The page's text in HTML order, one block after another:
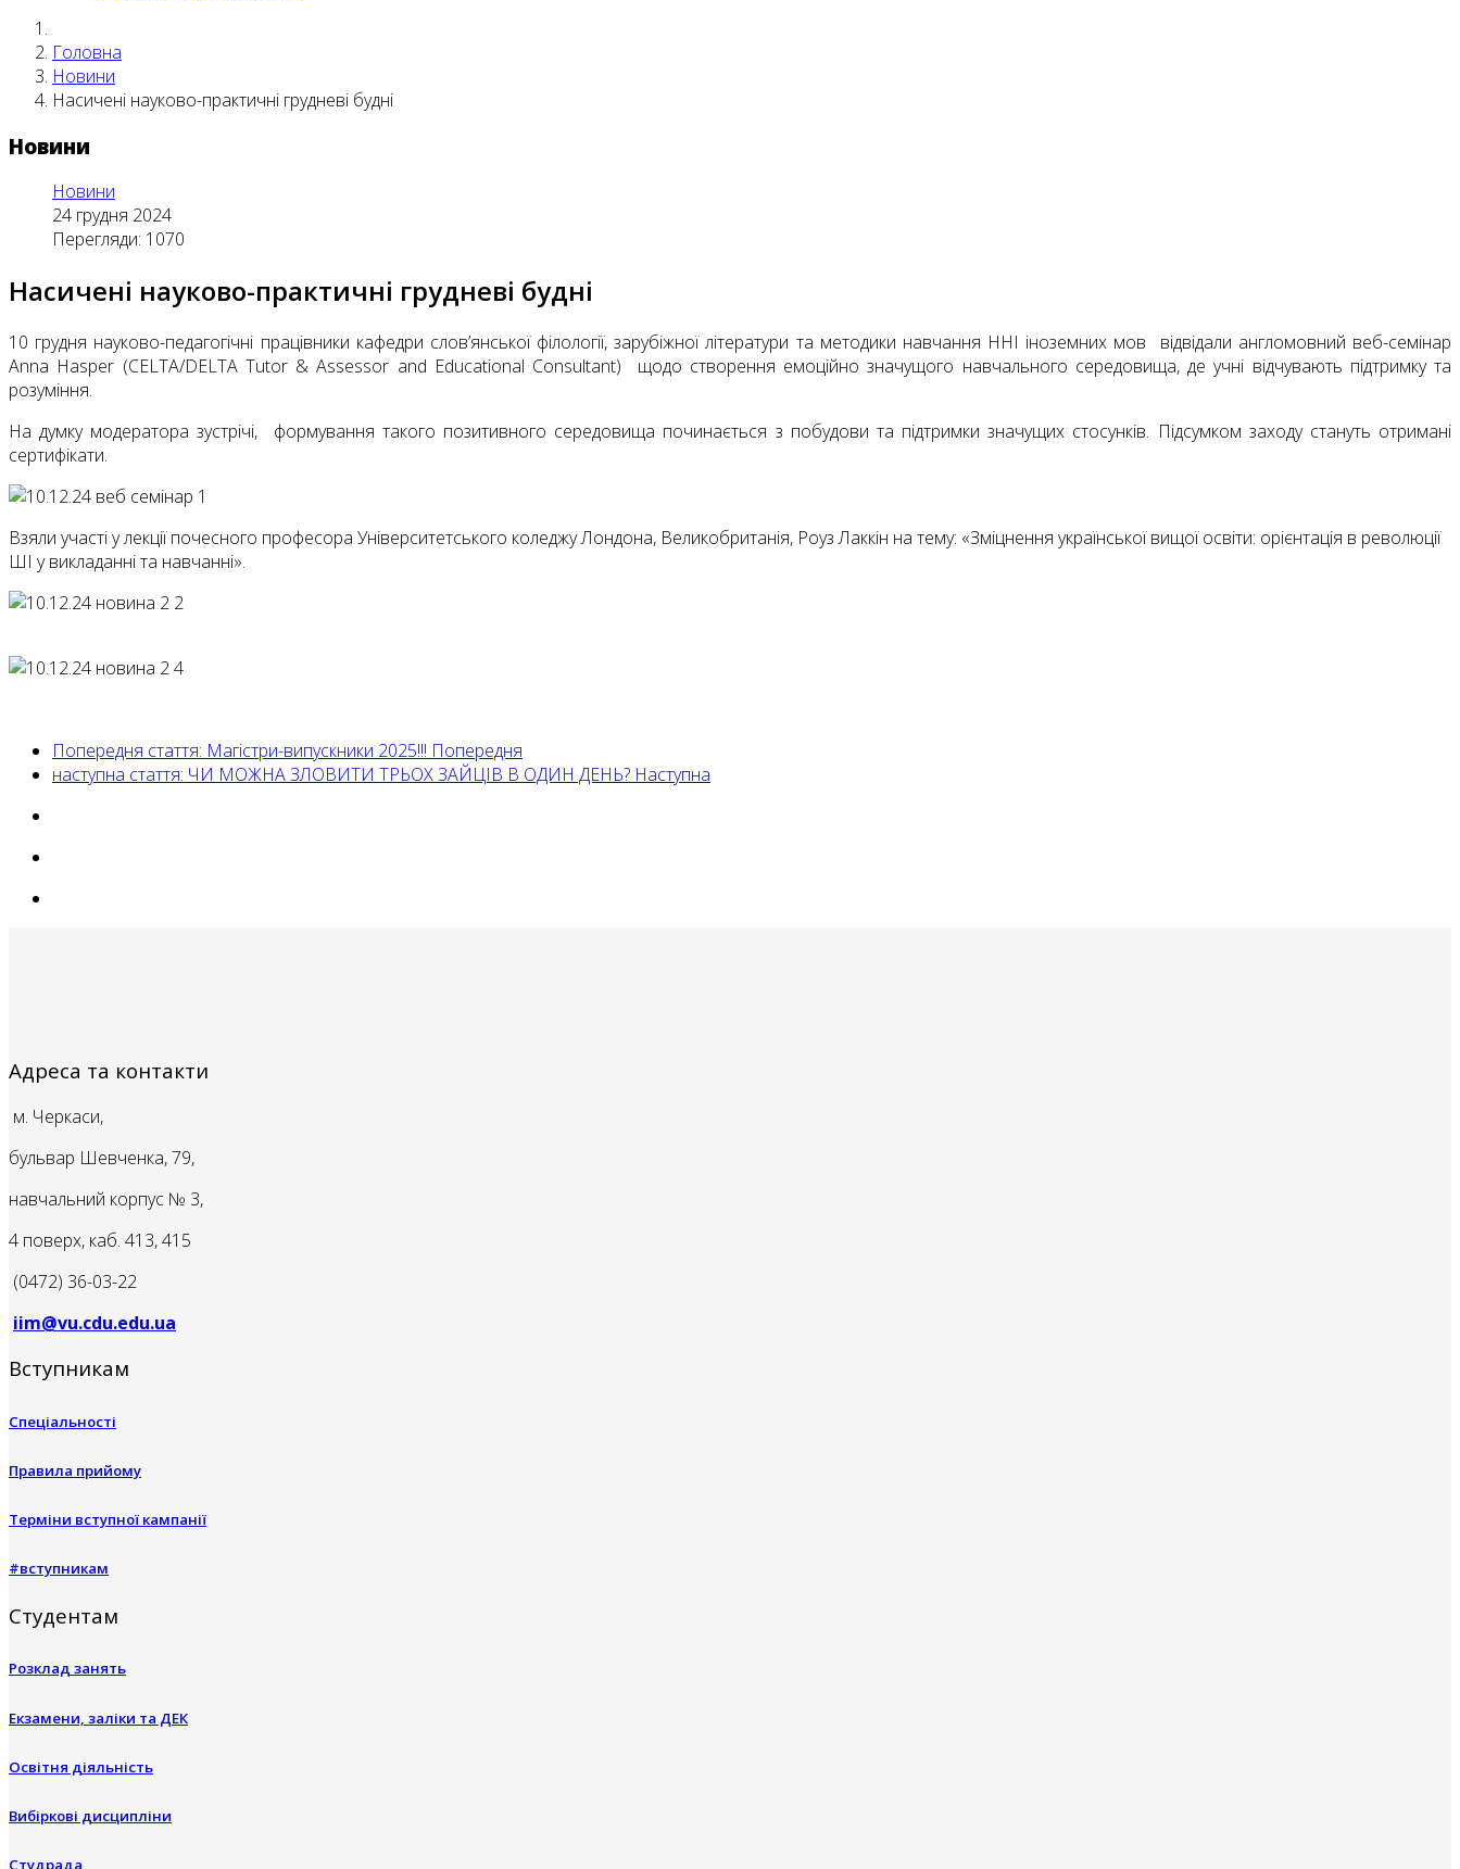
Головна
Новини
Насичені науково-практичні грудневі будні
Новини
Новини
24 грудня 2024
Перегляди: 1070
Насичені науково-практичні грудневі будні
10 грудня науково-педагогічні працівники кафедри слов’янської філології, зарубіжної літератури та методики навчання ННІ іноземних мов відвідали англомовний веб-семінар
Anna Hasper (CELTA/DELTA Tutor & Assessor and Educational Consultant) щодо створення емоційно значущого навчального середовища, де учні відчувають підтримку та
розуміння.
На думку модератора зустрічі, формування такого позитивного середовища починається з побудови та підтримки значущих стосунків. Підсумком заходу стануть отримані
сертифікати.
Взяли участі у лекції почесного професора Університетського коледжу Лондона, Великобританія, Роуз Лаккін на тему: «Зміцнення української вищої освіти: орієнтація в революції
ШІ у викладанні та навчанні».
Попередня стаття: Магістри-випускники 2025!!! Попередня
наступна стаття: ЧИ МОЖНА ЗЛОВИТИ ТРЬОХ ЗАЙЦІВ В ОДИН ДЕНЬ? Наступна
Адреса та контакти
м. Черкаси,
бульвар Шевченка, 79,
навчальний корпус № 3,
4 поверх, каб. 413, 415
(0472) 36-03-22
iim@vu.cdu.edu.ua
Вступникам
Спеціальності
Правила прийому
Терміни вступної кампанії
#вступникам
Студентам
Розклад занять
Екзамени, заліки та ДЕК
Освітня діяльність
Вибіркові дисципліни
Студрада